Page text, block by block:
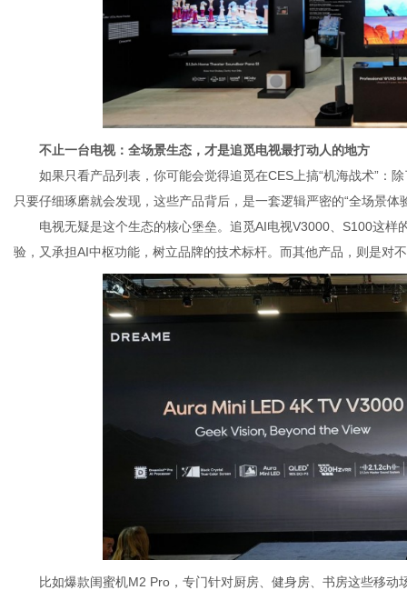
不止一台电视：全场景生态，才是追觅电视最打动人的地方
如果只看产品列表，你可能会觉得追觅在CES上搞“机海战术”
只要仔细琢磨就会发现，这些产品背后，是一套逻辑严密的“全场景体
电视无疑是这个生态的核心堡垒。追觅AI电视V3000、S100这
验，又承担AI中枢功能，树立品牌的技术标杆。而其他产品，则是对
比如爆款闺蜜机M2 Pro，专门针对厨房、健身房、书房这些移